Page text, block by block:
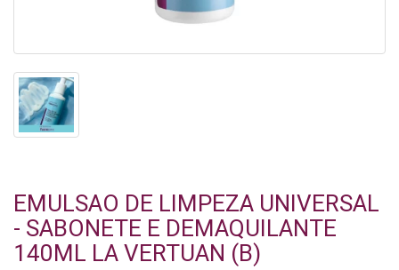
EMULSAO DE LIMPEZA UNIVERSAL
- SABONETE E DEMAQUILANTE
140ML LA VERTUAN (B)